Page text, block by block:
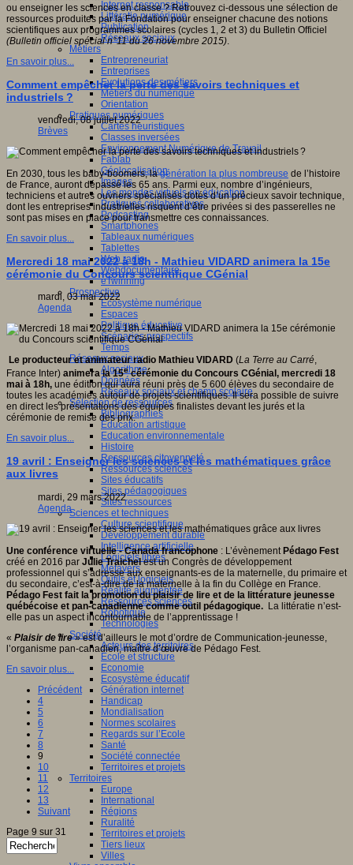
Internet responsable
Littératie numérique
Publication
Réseaux sociaux
Métiers
Entrepreneuriat
Entreprises
Evolutions des métiers
Métiers du numérique
Orientation
Pratiques numériques
Cartes heuristiques
Classes inversées
Environnement Numérique de Travail
Fablab
Géolocalisation
Images
Les mondes virtuels en éducation
Pratiques collaboratives
Podcasting
Smartphones
Tableaux numériques
Tablettes
Web radio
Webdocumentaire
eTwinning
Prospective
Ecosystème numérique
Espaces
Politique éducative
Scénarios prospectifs
Temps
Réseaux sociaux
Algorithme
Données
Réseaux sociaux et champ scolaire
Sélection de ressources
Bibliographies
Education artistique
Education environnementale
Histoire
Ressources citoyenneté
Ressources sciences
Sites éducatifs
Sites pédagogiques
Sites ressources
Sciences et techniques
Culture scientifique
Développement durable
Intelligence artificielle
Logiciels libres
Métavers
Outils et logiciels
Réalité augmentée
Ressources sciences
Robotique
Technologies
Société
Acteurs des territoires
Ecole et structure
Economie
Ecosystème éducatif
Génération internet
Handicap
Mondialisation
Normes scolaires
Regards sur l’Ecole
Santé
Société connectée
Territoires et projets
Territoires
Europe
International
Régions
Ruralité
Territoires et projets
Tiers lieux
Villes
ou enseigner les sciences en classe ? Retrouvez ci-dessous une sélection de
ressources produites par la Fondation pour enseigner chacune des notions
scientifiques aux programmes scolaires (cycles 1, 2 et 3) du Bulletin Officiel
(Bulletin officiel spécial n°11 du 26 novembre 2015).
En savoir plus...
Comment empêcher la perte des savoirs techniques et
industriels ?
vendredi, 08 juillet 2022
Brèves
En 2030, tous les baby-boomers, lagénération la plus nombreuse de l’histoire
de France, auront dépassé les 65 ans. Parmi eux, nombre d’ingénieurs,
techniciens et autres ouvriers spécialisés dotés d’un précieux savoir technique,
dont les entreprises industrielles risquent d’être privées si des passerelles ne
sont pas mises en place pour transmettre ces connaissances.
En savoir plus...
Mercredi 18 mai 2022 à 18h - Mathieu VIDARD animera la 15e
cérémonie du Concours scientifique CGénial
mardi, 03 mai 2022
Agenda
Le producteur et animateur radio Mathieu VIDARD (La Terre au Carré,
France Inter) animera la 15ecérémonie du Concours CGénial, mercredi 18
mai à 18h, une édition qui aura réuni près de 5 600 élèves du secondaire de
toutes les académies autour de projets scientifiques. Il sera possible de suivre
en direct les présentations des équipes finalistes devant les jurés et la
cérémonie de remise des prix.
En savoir plus...
19 avril : Enseigner les sciences et les mathématiques grâce
aux livres
mardi, 29 mars 2022
Agenda
Une conférence virtuelle - Canada francophone : L’évènement Pédago Fest
créé en 2016 par Julie Traichelest un Congrès de développement
professionnel qui s’adresse aux enseignants-es de la maternelle, du primaire et
du secondaire, c’est-à-dire de la maternelle à la fin du Collège en France.
Pédago Fest fait la promotion du plaisir de lire et de la littérature jeunesse
québécoise et pan-canadienne comme outil pédagogique. La littératie n’est-
elle pas un aspect incontournable de l’apprentissage !
« Plaisir de lire» est d’ailleurs le mot d’ordre de Communication-jeunesse,
l’organisme pan-canadien, maître d’œuvre de Pédago Fest.
En savoir plus...
Précédent
4
5
6
7
8
9
10
11
12
13
Suivant
Page 9 sur 31